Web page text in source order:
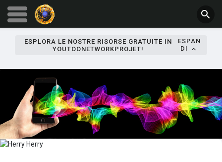
ESPLORA LE NOSTRE RISORSE GRATUITE IN
YOUTOONETWORKPROJET!
ESPAN
DI